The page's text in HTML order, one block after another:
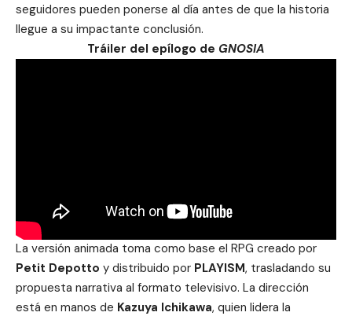
seguidores pueden ponerse al día antes de que la historia
llegue a su impactante conclusión.
Tráiler del epílogo de GNOSIA
La versión animada toma como base el RPG creado por
Petit Depotto y distribuido por PLAYISM, trasladando su
propuesta narrativa al formato televisivo. La dirección
está en manos de Kazuya Ichikawa, quien lidera la